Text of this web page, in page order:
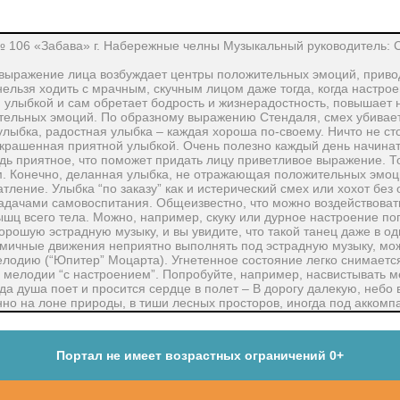
«Забава» г. Набережные челны Музыкальный
лица возбуждает центры положительных эмоций,
ходить с мрачным, скучным лицом даже тогда, когда
улыбкой и сам обретает бодрость и жизнерадостность,
эмоций. По образному выражению Стендаля, смех
радостная улыбка – каждая хороша по-своему. Ничто не
приятной улыбкой. Очень полезно каждый день
приятное, что поможет придать лицу приветливое выражение.
деланная улыбка, не отражающая положительных
Улыбка “по заказу” как и истерический смех или хохот без
самовоспитания. Общеизвестно, что можно
всего тела. Можно, например, скуку или дурное настроение
эстрадную музыку, и вы увидите, что такой танец даже в
движения неприятно выполнять под эстрадную музыку,
(“Юпитер” Моцарта). Угнетенное состояние легко
“с настроением”. Попробуйте, например, насвистывать
душа поет и просится сердце в полет – В дорогу далекую, небо
на лоне природы, в тиши лесных просторов, иногда под
(лечение красотой), и двигательно-вокальной терапией.
Знаменитая танцовщица Айседора Дункан утверждала,
методом повышения культуры эмоций. Лучезарная улыбка
Портал не имеет возрастных ограничений 0+